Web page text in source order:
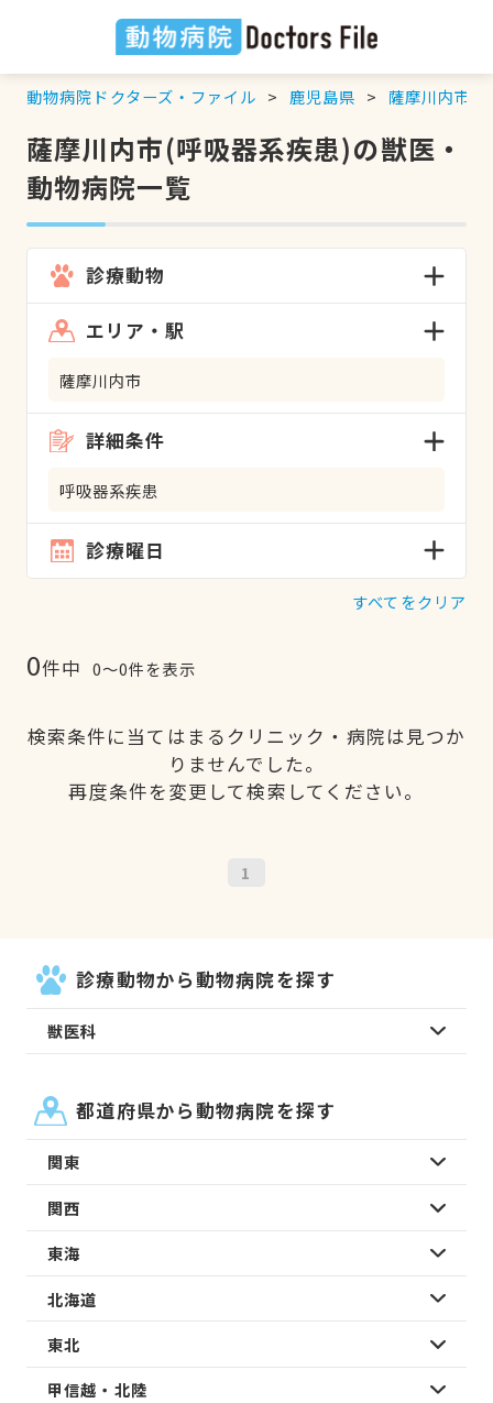
動物病院ドクターズ・ファイル 鹿児島県 薩摩川内市
薩摩川内市(呼吸器系疾患)の獣医・
動物病院一覧
診療動物
エリア・駅
薩摩川内市
詳細条件
呼吸器系疾患
診療曜日
すべてをクリア
0件中 0〜0件を表示
検索条件に当てはまるクリニック・病院は見つか
りませんでした。
再度条件を変更して検索してください。
1
診療動物から動物病院を探す
獣医科
都道府県から動物病院を探す
関東
関西
東海
北海道
東北
甲信越・北陸